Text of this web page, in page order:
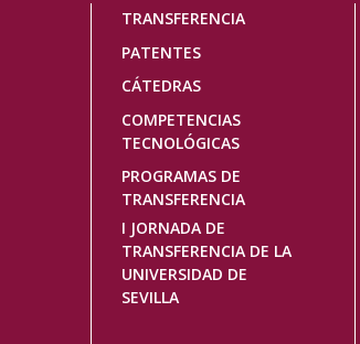
Navegación
principal
TRANSFERENCIA
PATENTES
CÁTEDRAS
COMPETENCIAS
TECNOLÓGICAS
PROGRAMAS DE
TRANSFERENCIA
I JORNADA DE
TRANSFERENCIA DE LA
UNIVERSIDAD DE
SEVILLA